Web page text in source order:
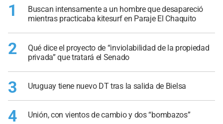
1
Buscan intensamente a un hombre que desapareció
mientras practicaba kitesurf en Paraje El Chaquito
2
Qué dice el proyecto de “inviolabilidad de la propiedad
privada” que tratará el Senado
3 Uruguay tiene nuevo DT tras la salida de Bielsa
4 Unión, con vientos de cambio y dos “bombazos”